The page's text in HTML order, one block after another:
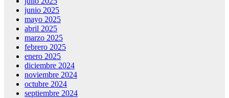
junio 2025
mayo 2025
abril 2025
marzo 2025
febrero 2025
enero 2025
diciembre 2024
noviembre 2024
octubre 2024
septiembre 2024